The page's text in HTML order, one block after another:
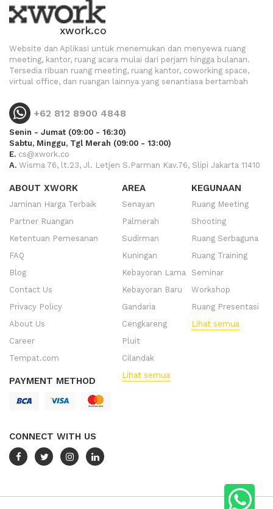
xwork.co
Website dan Aplikasi untuk menemukan dan menyewa ruang
meeting, kantor, ruang acara mulai dari perjam hingga bulanan.
Tersedia ribuan ruang meeting, ruang kantor, coworking space,
virtual office, dan ruangan lainnya yang senantiasa bertambah
+62 812 8900 4848
Senin - Jumat (09:00 - 16:30)
Sabtu, Minggu, Tgl Merah (09:00 - 13:00)
E. cs@xwork.co
A. Wisma 76, lt.23, Jl. Letjen S.Parman Kav.76, Slipi Jakarta 11410
ABOUT XWORK
Jaminan Harga Terbaik
Partner Ruangan
Ketentuan Pemesanan
FAQ
Blog
Contact Us
Privacy Policy
About Us
Career
Tempat.com
PAYMENT METHOD
CONNECT WITH US
AREA
Senayan
Palmerah
Sudirman
Kuningan
Kebayoran Lama
Kebayoran Baru
Gandaria
Cengkareng
Pluit
Cilandak
Lihat semua
KEGUNAAN
Ruang Meeting
Shooting
Ruang Serbaguna
Ruang Training
Seminar
Workshop
Ruang Presentasi
Lihat semua